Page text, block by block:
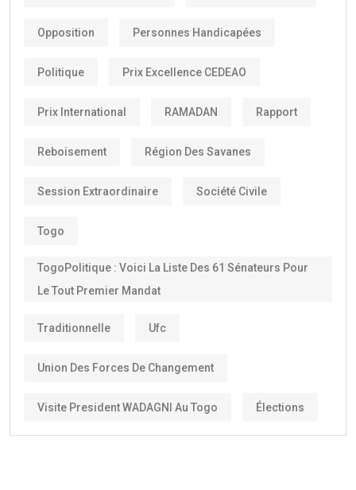
Opposition Personnes Handicapées
Politique Prix Excellence CEDEAO
Prix International RAMADAN Rapport
Reboisement Région Des Savanes
Session Extraordinaire Société Civile
Togo
TogoPolitique : Voici La Liste Des 61 Sénateurs Pour
Le Tout Premier Mandat
Traditionnelle Ufc
Union Des Forces De Changement
Visite President WADAGNI Au Togo Élections